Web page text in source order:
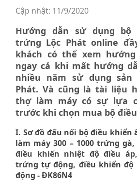
Cập nhật: 11/9/2020
Hướng dẫn sử dụng bộ
trứng Lộc Phát online
khách có thể xem
ngay cả khi mất hướng
nhiều năm sử dụng sản
Phát. Và cũng là tài liệu
thợ làm máy có sự lựa
trước khi chọn mua bộ
I. Sơ đồ đấu nối bộ điều khiển
làm máy 300 – 1000 trứng
điều khiển nhiệt độ điều
trứng tự động, điều khiển
động - ĐK86N4